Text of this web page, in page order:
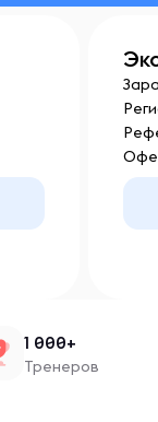
1 000+
Тренеров